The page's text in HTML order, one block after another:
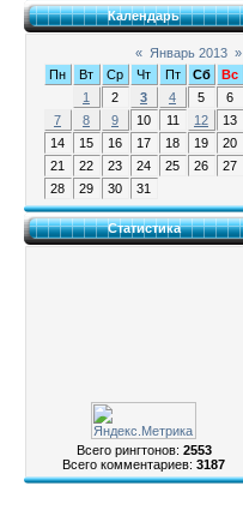
Календарь
« Январь 2013 »
Пн
Вт Ср Чт Пт Сб
Вс
1
2 3 4 5
6
7
8 9 10 11 12
13
14
15 16 17 18 19
20
21
22 23 24 25 26
27
28
29 30 31
Статистика
Всего рингтонов: 2553
Всего комментариев: 3187